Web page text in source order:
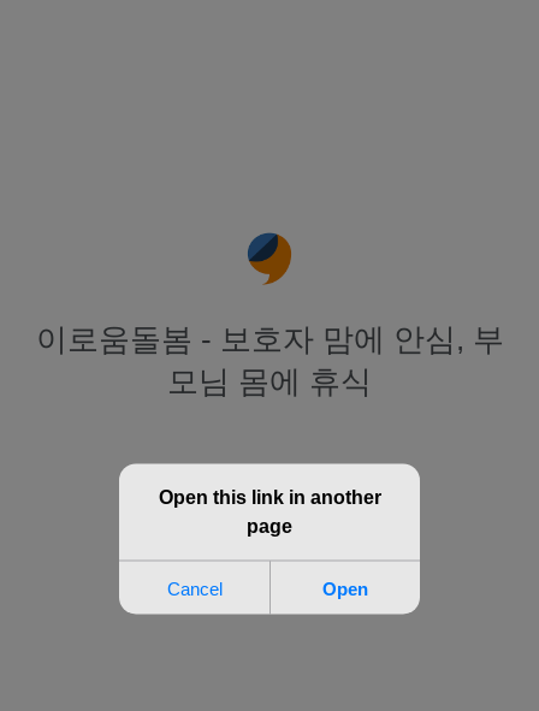
이로움돌봄 - 보호자 맘에 안심, 부
모님 몸에 휴식